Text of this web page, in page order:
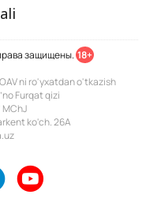
защищены. 18+
ni ro'yxatdan o'tkazish
Furqat qizi
ko'ch. 26A